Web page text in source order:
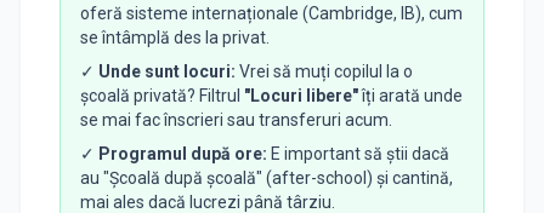
oferă sisteme internaționale (Cambridge, IB), cum
se întâmplă des la privat.
✓ Unde sunt locuri: Vrei să muți copilul la o
școală privată? Filtrul "Locuri libere"îți arată unde
se mai fac înscrieri sau transferuri acum.
✓ Programul după ore: E important să știi dacă
au "Școală după școală" (after-school) și cantină,
mai ales dacă lucrezi până târziu.